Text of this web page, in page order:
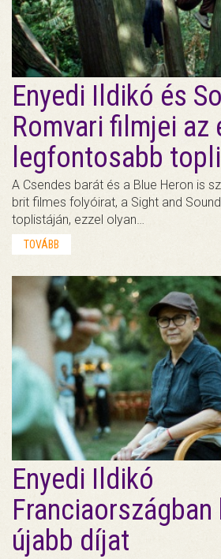
Enyedi Ildikó és
Romvari filmjei az
legfontosabb
A Csendes barát és a Blue Heron is
brit filmes folyóirat, a Sight and
toplistáján, ezzel olyan…
TOVÁBB
Enyedi Ildikó
újabb díjat